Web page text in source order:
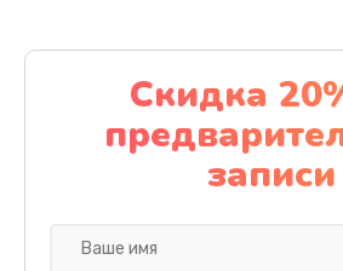
Заказать
Установка
1000 руб.
Заказать
Скидка
записи